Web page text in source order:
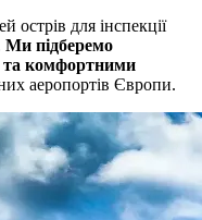
острів для інспекції
Ми підберемо
та комфортними
аеропортів Європи.